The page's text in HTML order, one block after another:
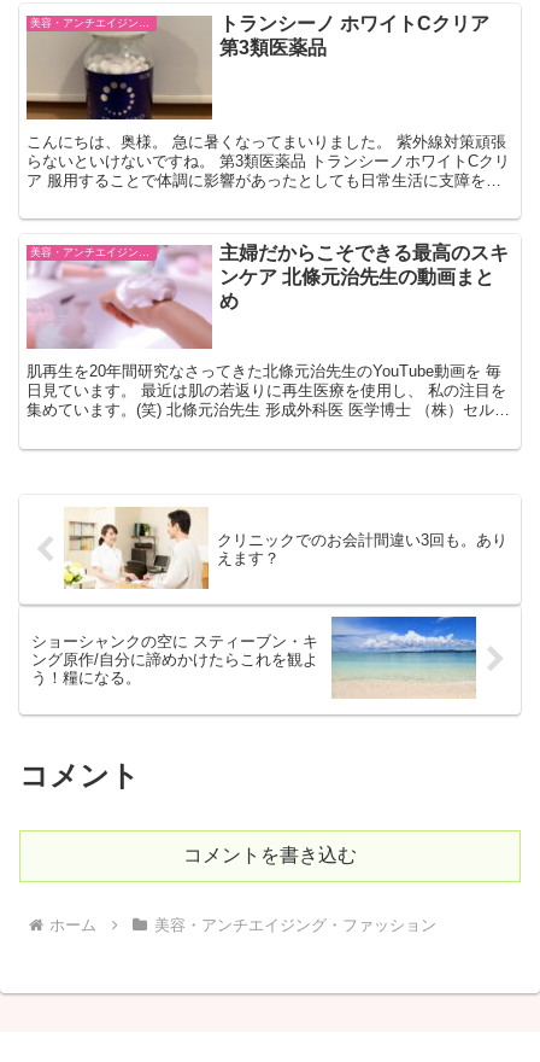
トランシーノ ホワイトCクリア
第3類医薬品
こんにちは、奥様。 急に暑くなってまいりました。 紫外線対策頑張
らないといけないですね。 第3類医薬品 トランシーノホワイトCクリ
ア 服用することで体調に影響があったとしても日常生活に支障をき
主婦だからこそできる最高のスキ
ンケア 北條元治先生の動画まと
め
肌再生を20年間研究なさってきた北條元治先生のYouTube動画を 毎
日見ています。 最近は肌の若返りに再生医療を使用し、 私の注目を
集めています。(笑) 北條元治先生 形成外科医 医学博士 （株）セルバ
クリニックでのお会計間違い3回も。あり
えます？
ショーシャンクの空に スティーブン・キ
ング原作/自分に諦めかけたらこれを観よ
う！糧になる。
コメント
コメントを書き込む
ホーム 美容・アンチエイジング・ファッション